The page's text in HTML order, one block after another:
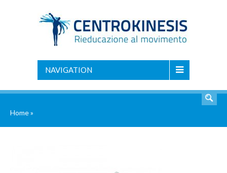
NAVIGATION
Home»